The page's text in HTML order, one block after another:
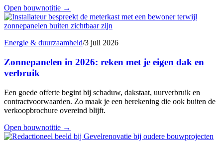
Open bouwnotitie →
Energie & duurzaamheid/3 juli 2026
Zonnepanelen in 2026: reken met je eigen dak en
verbruik
Een goede offerte begint bij schaduw, dakstaat, uurverbruik en
contractvoorwaarden. Zo maak je een berekening die ook buiten de
verkoopbrochure overeind blijft.
Open bouwnotitie →